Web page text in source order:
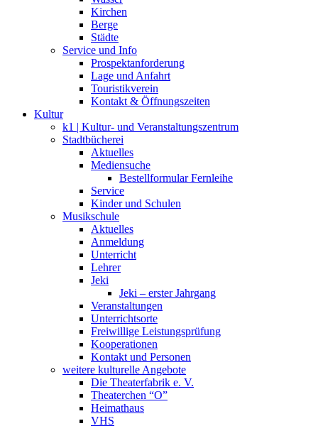
Kirchen
Berge
Städte
Service und Info
Prospektanforderung
Lage und Anfahrt
Touristikverein
Kontakt & Öffnungszeiten
Kultur
k1 | Kultur- und Veranstaltungszentrum
Stadtbücherei
Aktuelles
Mediensuche
Bestellformular Fernleihe
Service
Kinder und Schulen
Musikschule
Aktuelles
Anmeldung
Unterricht
Lehrer
Jeki
Jeki – erster Jahrgang
Veranstaltungen
Unterrichtsorte
Freiwillige Leistungsprüfung
Kooperationen
Kontakt und Personen
weitere kulturelle Angebote
Die Theaterfabrik e. V.
Theaterchen “O”
Heimathaus
VHS